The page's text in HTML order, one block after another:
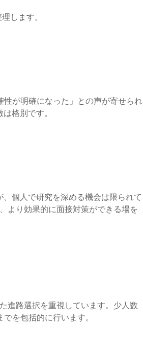
します。
が明確になった」との声が寄せられ
格別です。
個人で研究を深める機会は限られて
より効果的に面接対策ができる場を
進路選択を重視しています。少人数
を包括的に行います。